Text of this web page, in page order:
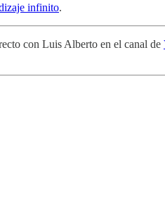
infinito.
con Luis Alberto en el canal de